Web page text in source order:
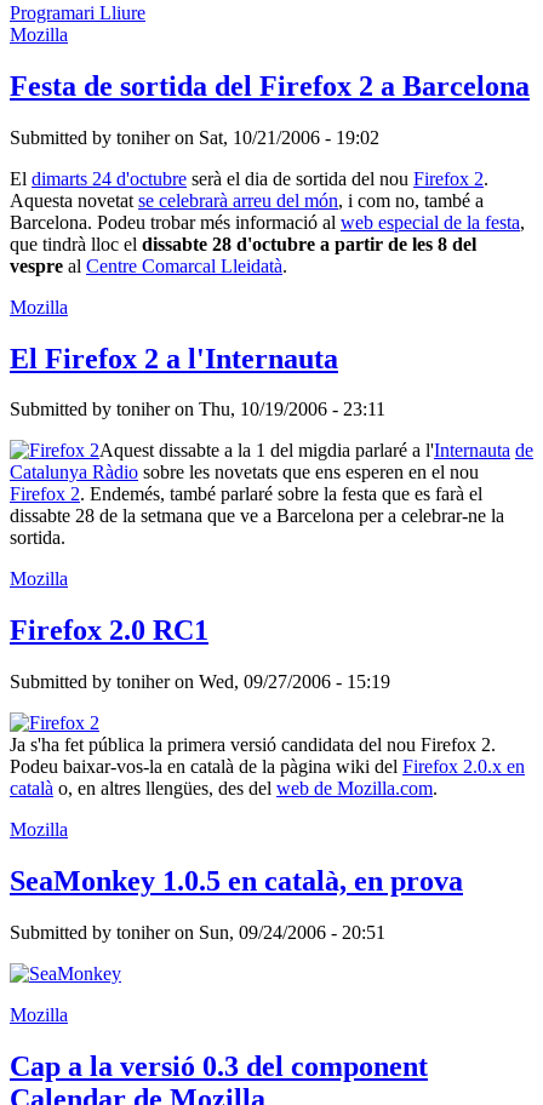
Programari Lliure
Mozilla
Festa de sortida del Firefox 2 a Barcelona
Submitted by toniheron Sat, 10/21/2006 - 19:02
El dimarts 24 d'octubre serà el dia de sortida del nou Firefox 2.
Aquesta novetat se celebrarà arreu del món, i com no, també a
Barcelona. Podeu trobar més informació al web especial de la festa,
que tindrà lloc el dissabte 28 d'octubre a partir de les 8 del
vespre al Centre Comarcal Lleidatà.
Mozilla
El Firefox 2 a l'Internauta
Submitted by toniheron Thu, 10/19/2006 - 23:11
Aquest dissabte a la 1 del migdia parlaré a l'Internauta de
Catalunya Ràdio sobre les novetats que ens esperen en el nou
Firefox 2. Endemés, també parlaré sobre la festa que es farà el
dissabte 28 de la setmana que ve a Barcelona per a celebrar-ne la
sortida.
Mozilla
Firefox 2.0 RC1
Submitted by toniheron Wed, 09/27/2006 - 15:19
Ja s'ha fet pública la primera versió candidata del nou Firefox 2.
Podeu baixar-vos-la en català de la pàgina wiki del Firefox 2.0.x en
català o, en altres llengües, des del web de Mozilla.com.
Mozilla
SeaMonkey 1.0.5 en català, en prova
Submitted by toniheron Sun, 09/24/2006 - 20:51
Mozilla
Cap a la versió 0.3 del component